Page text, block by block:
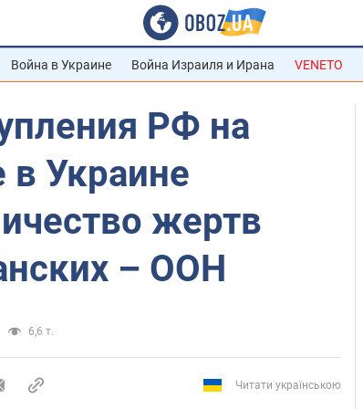
Война в Украине Война Израиля и Ирана VENETO
РФ на
Украине
жертв
– ООН
6,6 т.
Читати українською